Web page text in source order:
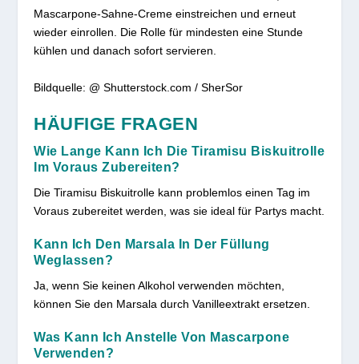
Mascarpone-Sahne-Creme einstreichen und erneut
wieder einrollen. Die Rolle für mindesten eine Stunde
kühlen und danach sofort servieren.
Bildquelle: @ Shutterstock.com / SherSor
HÄUFIGE FRAGEN
Wie Lange Kann Ich Die Tiramisu Biskuitrolle
Im Voraus Zubereiten?
Die Tiramisu Biskuitrolle kann problemlos einen Tag im
Voraus zubereitet werden, was sie ideal für Partys macht.
Kann Ich Den Marsala In Der Füllung
Weglassen?
Ja, wenn Sie keinen Alkohol verwenden möchten,
können Sie den Marsala durch Vanilleextrakt ersetzen.
Was Kann Ich Anstelle Von Mascarpone
Verwenden?